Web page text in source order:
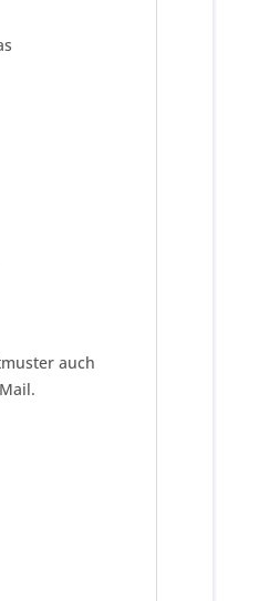
auch